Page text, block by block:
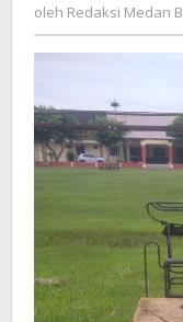
oleh Redaksi Medan